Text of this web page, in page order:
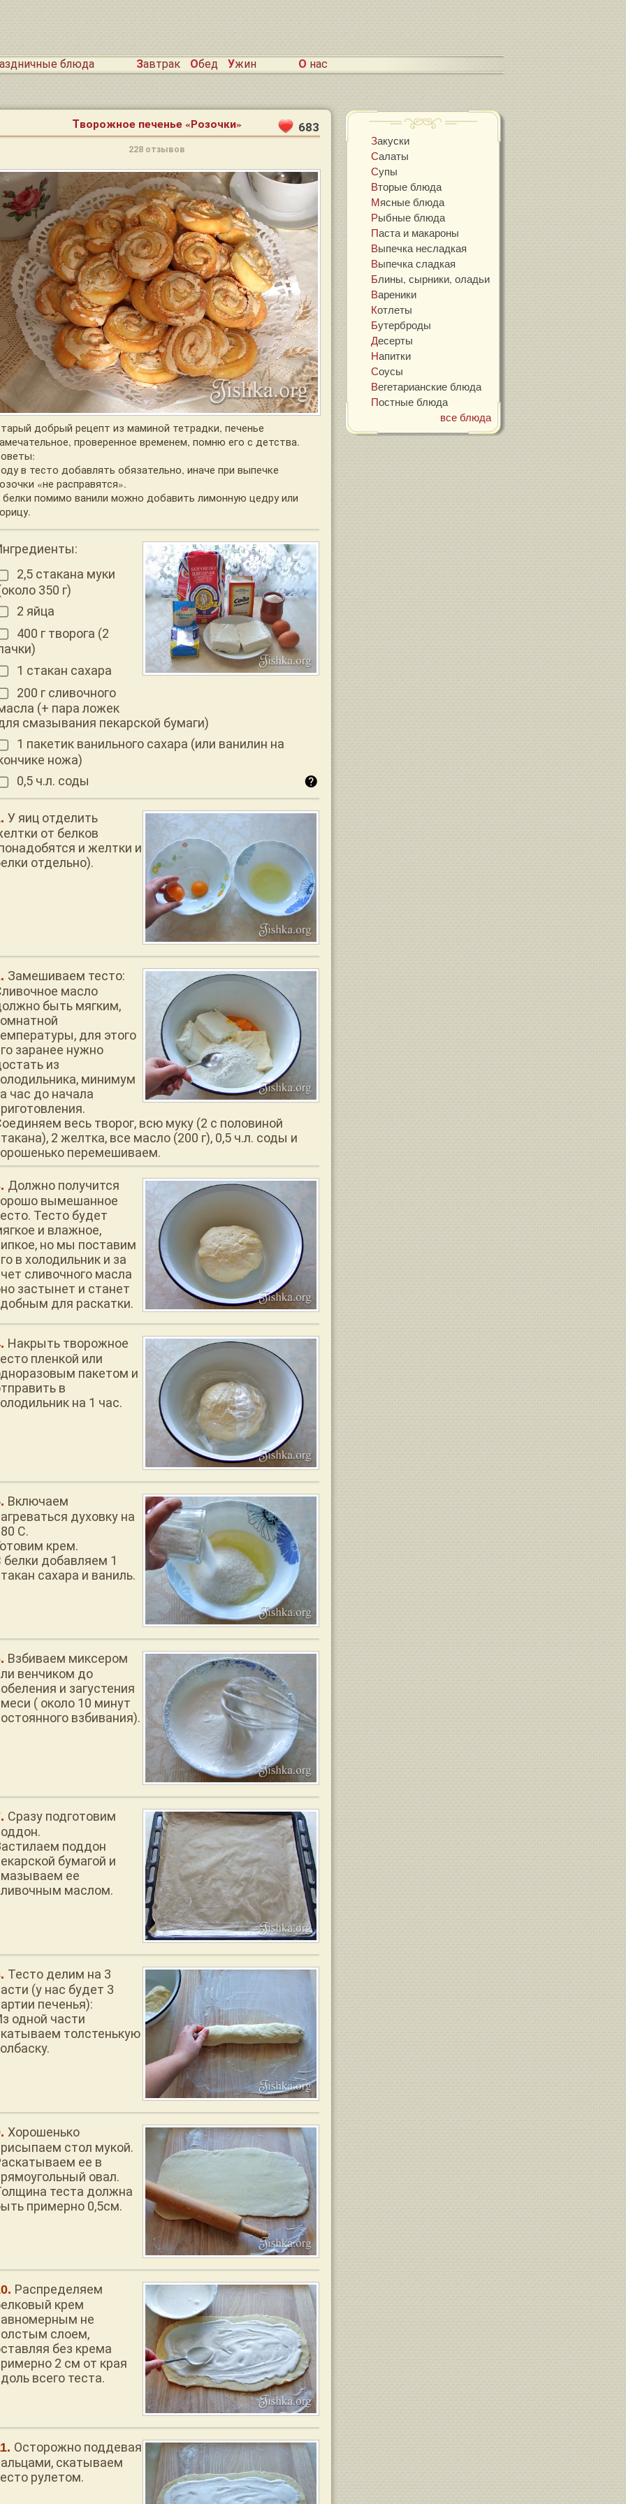
Завтрак Обед Ужин О нас
блюда
Творожное печенье «Розочки» 683
228 отзывов
добрый рецепт из маминой тетрадки, печенье
проверенное временем, помню его с детства.
в тесто добавлять обязательно, иначе при выпечке
«не расправятся».
белки помимо ванили можно добавить лимонную цедру или
2,5 стакана муки
350 г)
2 яйца
400 г творога (2
1 стакан сахара
200 г сливочного
(+ пара ложек
смазывания пекарской бумаги)
1 пакетик ванильного сахара (или ванилин на
ножа)
0,5 ч.л. соды
У яиц отделить
от белков
и желтки и
отдельно).
Замешиваем тесто:
масло
быть мягким,
для этого
заранее нужно
из
минимум
час до начала
весь творог, всю муку (2 с половиной
2 желтка, все масло (200 г), 0,5 ч.л. соды и
перемешиваем.
Должно получится
вымешанное
Тесто будет
и влажное,
но мы поставим
в холодильник и за
сливочного масла
застынет и станет
для раскатки.
Накрыть творожное
пленкой или
пакетом и
в
на 1 час.
Включаем
духовку на
С.
крем.
белки добавляем 1
сахара и ваниль.
Взбиваем миксером
венчиком до
и загустения
( около 10 минут
взбивания).
Сразу подготовим
поддон
бумагой и
ее
маслом.
Тесто делим на 3
(у нас будет 3
печенья):
одной части
толстенькую
Хорошенько
стол мукой.
ее в
овал.
теста должна
примерно 0,5см.
Распределяем
крем
не
слоем,
без крема
2 см от края
всего теста.
Осторожно поддевая
скатываем
рулетом.
Закуски
Салаты
Супы
Вторые блюда
Мясные блюда
Рыбные блюда
Паста и макароны
Выпечка несладкая
Выпечка сладкая
Блины, сырники, оладьи
Вареники
Котлеты
Бутерброды
Десерты
Напитки
Соусы
Вегетарианские блюда
Постные блюда
все блюда